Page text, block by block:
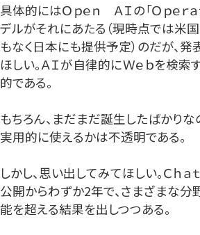
具体的にはＯｐｅｎ ＡＩの「Ｏｐｅｒａ
デルがそれにあたる（現時点では米
もなく日本にも提供予定）のだが、
ほしい。ＡＩが自律的にＷｅｂを検
的である。
もちろん、まだまだ誕生したばかりな
実用的に使えるかは不透明である。
しかし、思い出してみてほしい。Ｃｈａ
公開からわずか2年で、さまざまな分
能を超える結果を出しつつある。